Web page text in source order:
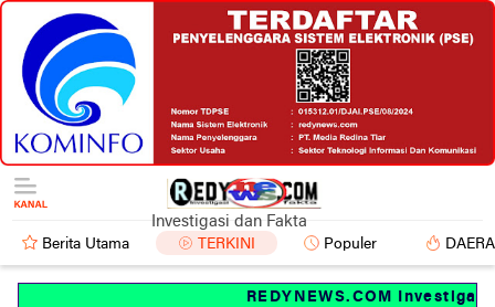
Investigasi dan Fakta
Berita Utama TERKINI Populer
REDYNEWS.COM Investigasi